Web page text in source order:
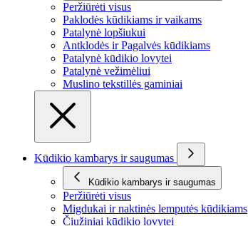
Peržiūrėti visus
Paklodės kūdikiams ir vaikams
Patalynė lopšiukui
Antklodės ir Pagalvės kūdikiams
Patalynė kūdikio lovytei
Patalynė vežimėliui
Muslino tekstillės gaminiai
Kūdikio kambarys ir saugumas
Kūdikio kambarys ir saugumas
Peržiūrėti visus
Migdukai ir naktinės lemputės kūdikiams
Čiužiniai kūdikio lovytei